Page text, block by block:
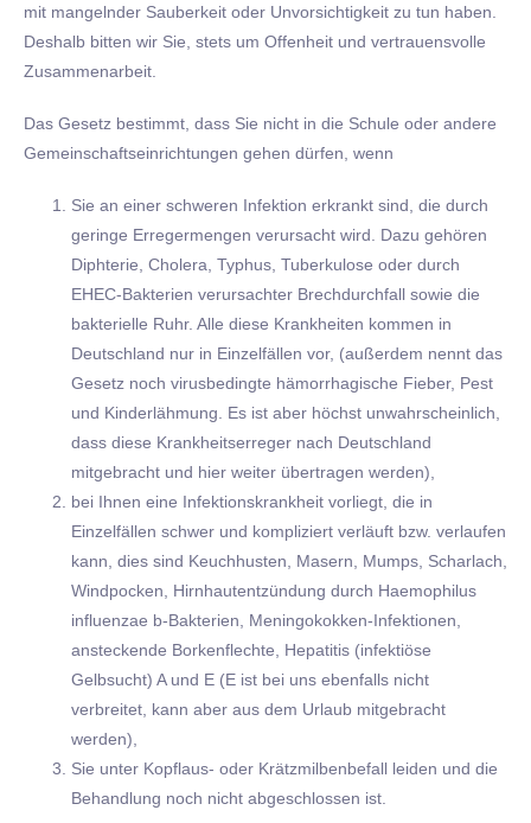
mit mangelnder Sauberkeit oder Unvorsichtigkeit zu tun haben.
Deshalb bitten wir Sie, stets um Offenheit und vertrauensvolle
Zusammenarbeit.
Das Gesetz bestimmt, dass Sie nicht in die Schule oder andere
Gemeinschaftseinrichtungen gehen dürfen, wenn
Sie an einer schweren Infektion erkrankt sind, die durch
geringe Erregermengen verursacht wird. Dazu gehören
Diphterie, Cholera, Typhus, Tuberkulose oder durch
EHEC-Bakterien verursachter Brechdurchfall sowie die
bakterielle Ruhr. Alle diese Krankheiten kommen in
Deutschland nur in Einzelfällen vor, (außerdem nennt das
Gesetz noch virusbedingte hämorrhagische Fieber, Pest
und Kinderlähmung. Es ist aber höchst unwahrscheinlich,
dass diese Krankheitserreger nach Deutschland
mitgebracht und hier weiter übertragen werden),
bei Ihnen eine Infektionskrankheit vorliegt, die in
Einzelfällen schwer und kompliziert verläuft bzw. verlaufen
kann, dies sind Keuchhusten, Masern, Mumps, Scharlach,
Windpocken, Hirnhautentzündung durch Haemophilus
influenzae b-Bakterien, Meningokokken-Infektionen,
ansteckende Borkenflechte, Hepatitis (infektiöse
Gelbsucht) A und E (E ist bei uns ebenfalls nicht
verbreitet, kann aber aus dem Urlaub mitgebracht
werden),
Sie unter Kopflaus- oder Krätzmilbenbefall leiden und die
Behandlung noch nicht abgeschlossen ist.